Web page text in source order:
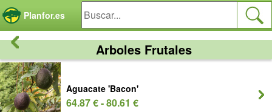
Planfor.es
Arboles Frutales
Aguacate 'Bacon'
64.87 € - 80.61 €
Panel de gestión de cookies